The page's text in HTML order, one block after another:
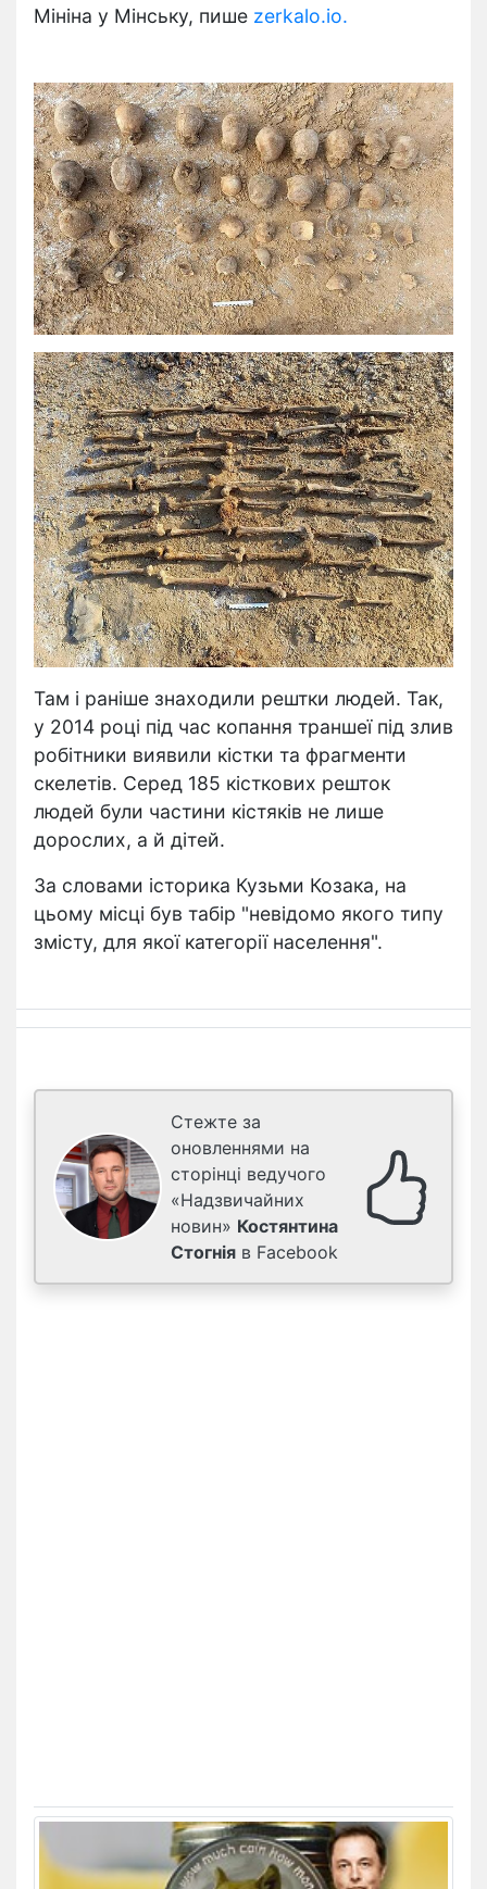
Мініна у Мінську, пише zerkalo.io.
Там і раніше знаходили рештки людей. Так,
у 2014 році під час копання траншеї під злив
робітники виявили кістки та фрагменти
скелетів. Серед 185 кісткових решток
людей були частини кістяків не лише
дорослих, а й дітей.
За словами історика Кузьми Козака, на
цьому місці був табір "невідомо якого типу
змісту, для якої категорії населення".
Стежте за
оновленнями на
сторінці ведучого
«Надзвичайних
новин» Костянтина
Стогнія в Facebook